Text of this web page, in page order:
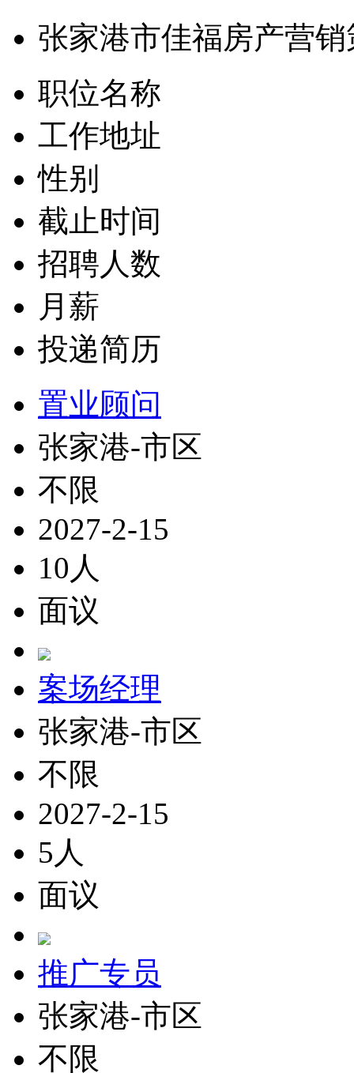
张家港市佳福房产营
职位名称
工作地址
性别
截止时间
招聘人数
月薪
投递简历
置业顾问
张家港-市区
不限
2027-2-15
10人
面议
案场经理
张家港-市区
不限
2027-2-15
5人
面议
推广专员
张家港-市区
不限